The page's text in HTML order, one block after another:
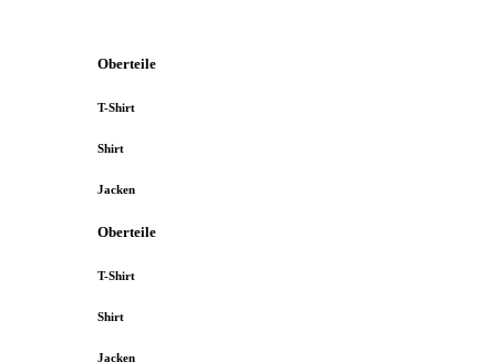
Oberteile
T-Shirt
Shirt
Jacken
Oberteile
T-Shirt
Shirt
Jacken